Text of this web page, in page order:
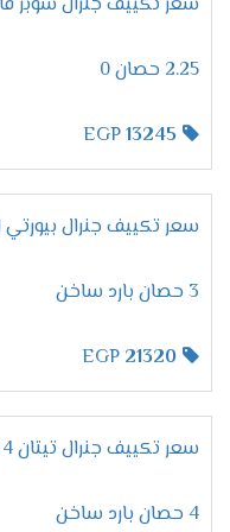
مميزات خاصية
يتم تطوير اجهزة
الجاف التي تتمكن
بدقة تجعل
توفير خاصية
يحتوي جهاز جنرال
2.25 حصان 0
13245
سعر تكييف جنرال بيورتي انفرتر 3 حصان
3 حصان بارد ساخن
21320
سعر تكييف جنرال تيتان 4 حصان بارد ساخن
4 حصان بارد ساخن